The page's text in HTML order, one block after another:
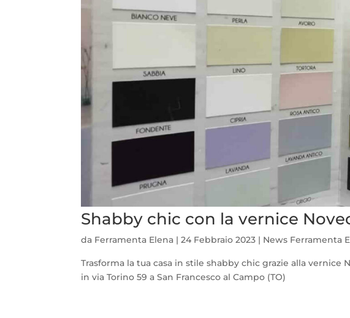
Shabby chic con la vernice
da Ferramenta Elena | 24 Febbraio 2023 | News Ferramenta
Trasforma la tua casa in stile shabby chic grazie alla
in via Torino 59 a San Francesco al Campo (TO)